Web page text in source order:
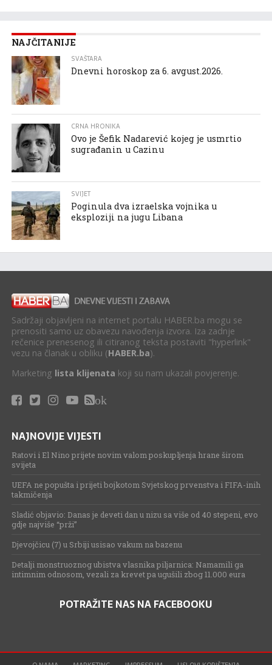
NAJČITANIJE
SVAŠTARA
Dnevni horoskop za 6. avgust.2026.
CRNA HRONIKA
Ovo je Šefik Nadarević kojeg je usmrtio
sugrađanin u Cazinu
SVIJET
Poginula dva izraelska vojnika u
eksploziji na jugu Libana
Sadržaji objavljeni na internet portalu HABER.ba mogu se
prenositi samo uz obavezu navođenja izvora. Iza zadnje
rečenice prenesenog ili citiranog teksta postaviti "hyperlink"
vezu na članak u obliku (HABER.ba).
Marketing lista klijenata koji su nam ukazali povjerenje.
ok
NAJNOVIJE VIJESTI
Ratovi i El Nino prijete novim valom poskupljenja hrane širom
svijeta
UEFA ne popušta i prijeti bojkotom Svjetskog prvenstva i FIFA-inih
takmičenja
Sladić objavio: Danas je deveti dan u nizu sa više od 40 stepeni, evo
gdje najviše “prži”
Djevojčicu (7) u Srbiji usisao vakum na bazenu
Detalji monstruoznog ubistva vlasnika piljarnica: Namamili ga
intimnim odnosom, vezali za krevet pa ugušili zbog 11.000 eura
POTRAŽITE NAS NA FACEBOOKU